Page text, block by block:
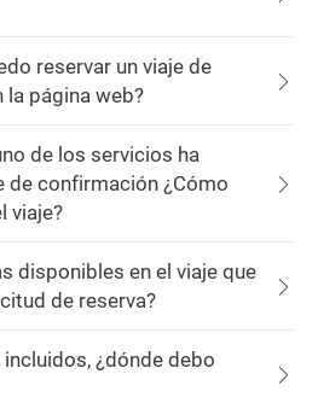
reservar un viaje de
la página web?
de los servicios ha
de confirmación ¿Cómo
viaje?
disponibles en el viaje que
de reserva?
¿dónde debo